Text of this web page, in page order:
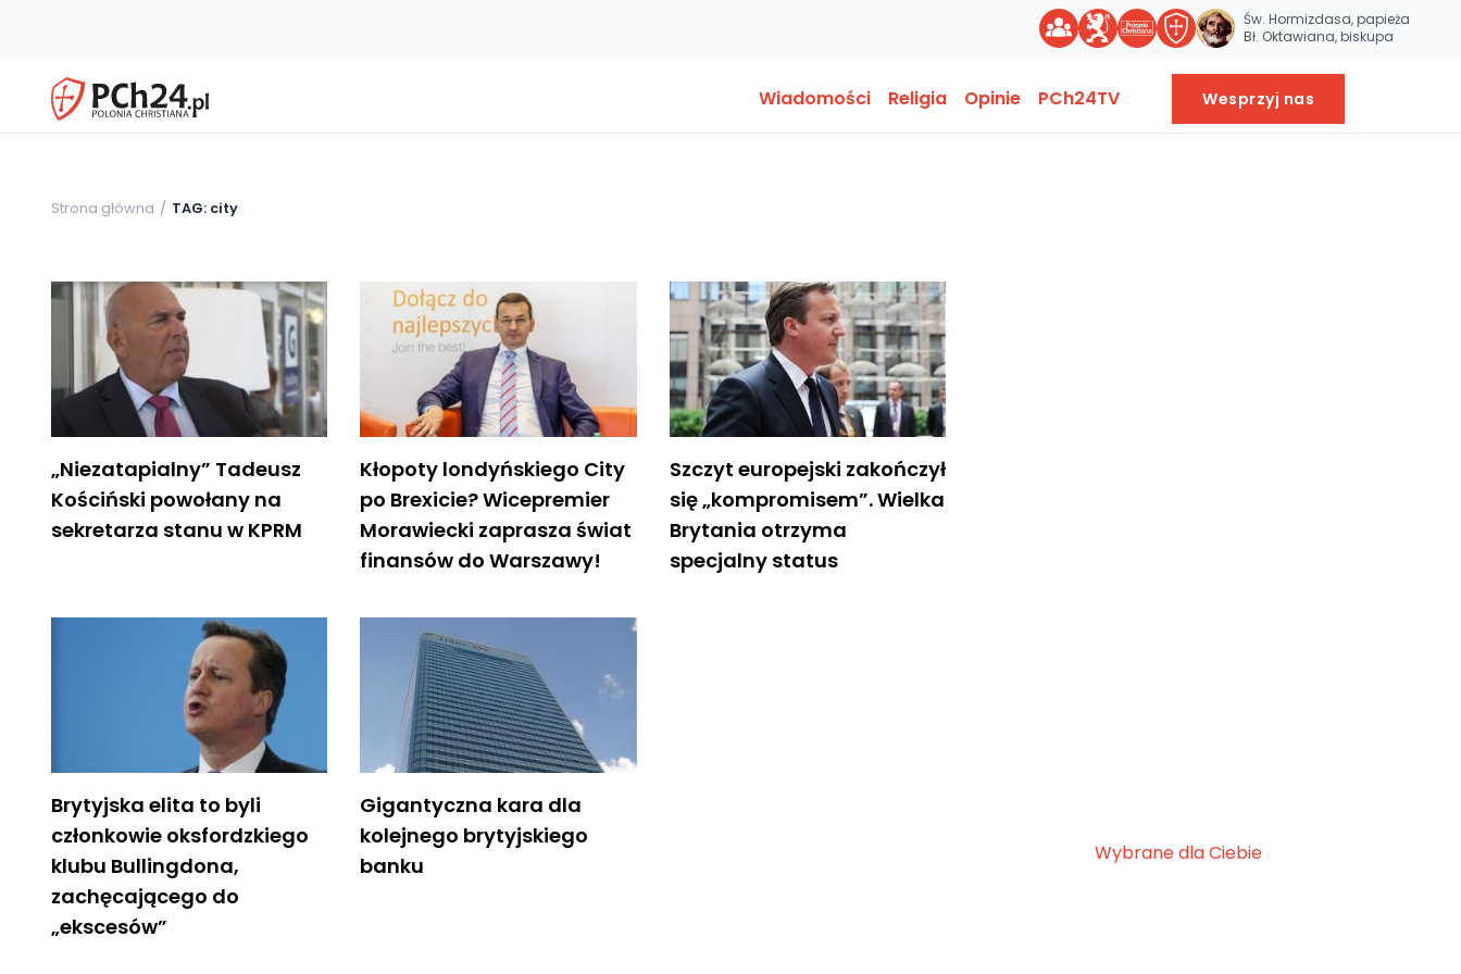
Św. Hormizdasa, papieża
Bł. Oktawiana, biskupa
Wiadomości Religia Opinie PCh24TV Wesprzyj nas
Strona główna TAG: city
„Niezatapialny” Tadeusz
Kościński powołany na
sekretarza stanu w KPRM
Kłopoty londyńskiego City
po Brexicie? Wicepremier
Morawiecki zaprasza świat
finansów do Warszawy!
Szczyt europejski zakończył
się „kompromisem”. Wielka
Brytania otrzyma
specjalny status
Brytyjska elita to byli
członkowie oksfordzkiego
klubu Bullingdona,
zachęcającego do
„ekscesów”
Gigantyczna kara dla
kolejnego brytyjskiego
banku
Wybrane dla Ciebie